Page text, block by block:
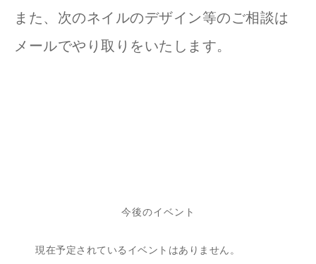
また、次のネイルのデザイン等のご相談は
メールでやり取りをいたします。
今後のイベント
現在予定されているイベントはありません。